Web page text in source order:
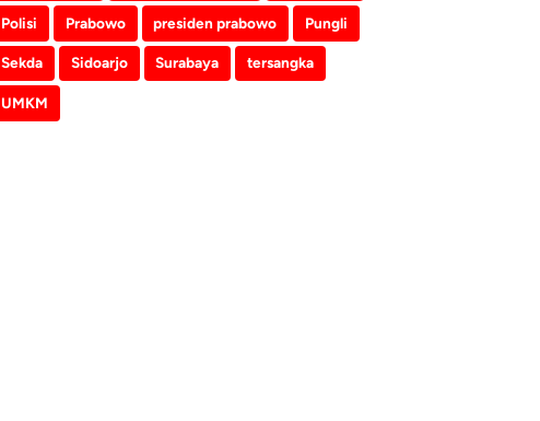
Polisi Prabowo presiden prabowo Pungli
Sekda Sidoarjo Surabaya tersangka
UMKM